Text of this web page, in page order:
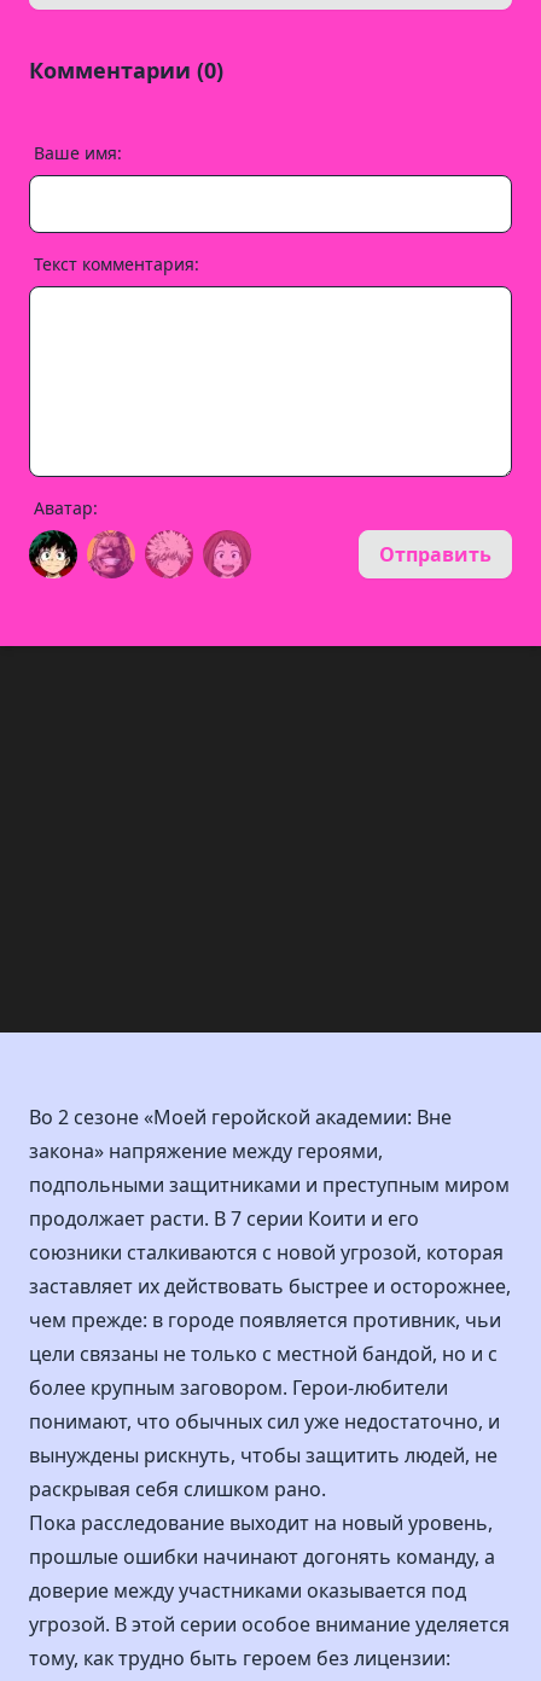
Комментарии (0)
Ваше имя:
Текст комментария:
Аватар:
Отправить
Во 2 сезоне «Моей геройской академии: Вне
закона» напряжение между героями,
подпольными защитниками и преступным миром
продолжает расти. В 7 серии Коити и его
союзники сталкиваются с новой угрозой, которая
заставляет их действовать быстрее и осторожнее,
чем прежде: в городе появляется противник, чьи
цели связаны не только с местной бандой, но и с
более крупным заговором. Герои-любители
понимают, что обычных сил уже недостаточно, и
вынуждены рискнуть, чтобы защитить людей, не
раскрывая себя слишком рано.
Пока расследование выходит на новый уровень,
прошлые ошибки начинают догонять команду, а
доверие между участниками оказывается под
угрозой. В этой серии особое внимание уделяется
тому, как трудно быть героем без лицензии: